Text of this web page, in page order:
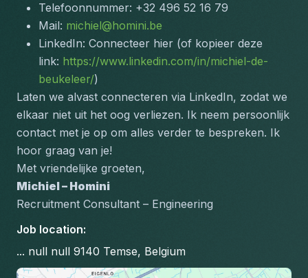
Telefoonnummer: +32 496 52 16 79
Mail: michiel@homini.be
LinkedIn: Connecteer hier (of kopieer deze
link: https://www.linkedin.com/in/michiel-de-
beukeleer/)
Laten we alvast connecteren via LinkedIn, zodat we
elkaar niet uit het oog verliezen. Ik neem persoonlijk
contact met je op om alles verder te bespreken. Ik
hoor graag van je!
Met vriendelijke groeten,
Michiel – Homini
Recruitment Consultant – Engineering
Job location:
... null null 9140 Temse, Belgium